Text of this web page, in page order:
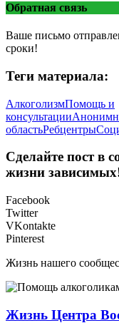
Обратная связь
Ваше письмо
сроки!
Теги материала:
АлкоголизмПомощь и
консультации
областьРебцентры
Сделайте пост в
жизни
Facebook
Twitter
VKontakte
Pinterest
Жизнь нашего
Жизнь Центра